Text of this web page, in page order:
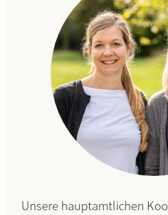
Unsere hauptamtlichen